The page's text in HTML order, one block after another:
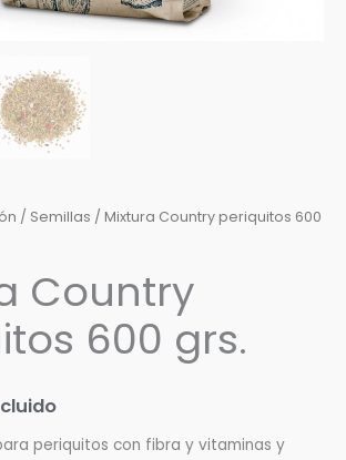
/ Semillas / Mixtura Country periquitos 600
Country
600 grs.
periquitos con fibra y vitaminas y